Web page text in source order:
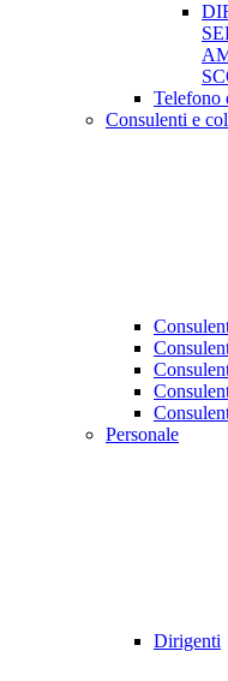
Telefono
Consulenti e
Personale
Dirigenti